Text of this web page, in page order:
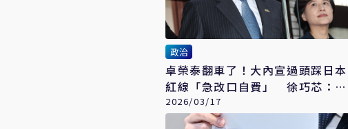
政治
卓榮泰翻車了！大內宣過頭踩日本
紅線「急改口自費」 徐巧芯：弄
巧成「卓」
2026/03/17